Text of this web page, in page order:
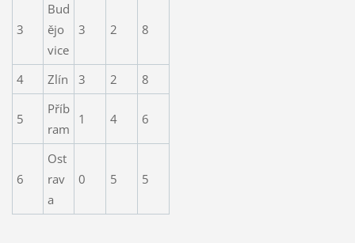
3
Bud
ějo
vice
3 2 8
4 Zlín 3 2 8
5
Příb
ram
1 4 6
6
Ost
rav
a
0 5 5